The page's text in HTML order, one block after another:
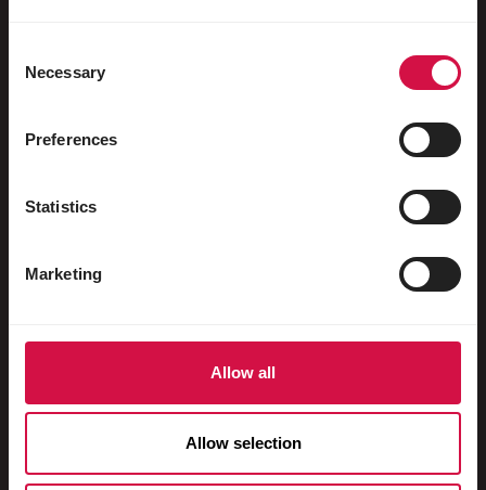
Selection
Necessary
Preferences
Statistics
Marketing
Allow all
Allow selection
Conejos
Gatos